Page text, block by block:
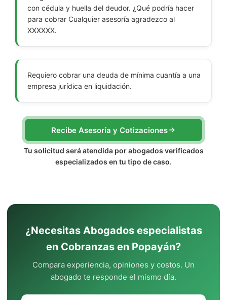
con cédula y huella del deudor. ¿Qué podría hacer
para cobrar Cualquier asesoría agradezco al
XXXXXX.
Requiero cobrar una deuda de mínima cuantía a una
empresa jurídica en liquidación.
Recibe Asesoría y Cotizaciones
Tu solicitud será atendida por abogados verificados
especializados en tu tipo de caso.
¿Necesitas Abogados especialistas
en Cobranzas en Popayán?
Compara experiencia, opiniones y costos. Un
abogado te responde el mismo día.